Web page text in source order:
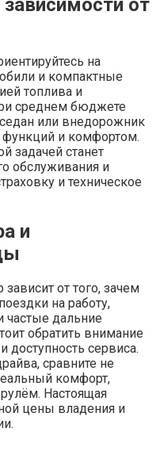
от
на
и компактные
топлива и
среднем бюджете
или внедорожник
и комфортом.
задачей станет
обслуживания и
и техническое
и
от того, зачем
на работу,
частые дальние
обратить внимание
доступность сервиса.
сравните не
комфорт,
Настоящая
цены владения и